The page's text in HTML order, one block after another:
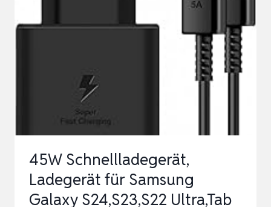
+
USBA]
MIT
GAN
PD
MEHRFACH
45W Schnellladegerät,
Ladegerät für Samsung
Galaxy S24,S23,S22 Ultra,Tab